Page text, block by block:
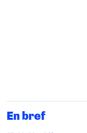
En bref